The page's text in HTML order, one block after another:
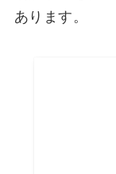
あります。